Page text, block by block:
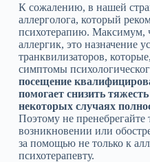
К сожалению, в нашей
аллерголога, который
психотерапию. Максимум,
аллергик, это назначение
транквилизаторов,
симптомы
посещение
помогает снизить
некоторых случаях
Поэтому не
возникновении или
за помощью не только к
психотерапевту.